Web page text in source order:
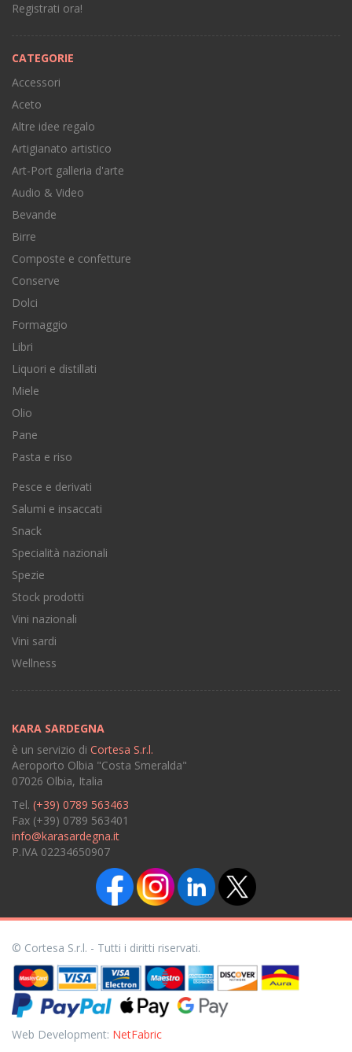
Registrati ora!
CATEGORIE
Accessori
Aceto
Altre idee regalo
Artigianato artistico
Art-Port galleria d'arte
Audio & Video
Bevande
Birre
Composte e confetture
Conserve
Dolci
Formaggio
Libri
Liquori e distillati
Miele
Olio
Pane
Pasta e riso
Pesce e derivati
Salumi e insaccati
Snack
Specialità nazionali
Spezie
Stock prodotti
Vini nazionali
Vini sardi
Wellness
KARA SARDEGNA
è un servizio di Cortesa S.r.l.
Aeroporto Olbia "Costa Smeralda"
07026 Olbia, Italia
Tel. (+39) 0789 563463
Fax (+39) 0789 563401
info@karasardegna.it
P.IVA 02234650907
© Cortesa S.r.l. - Tutti i diritti riservati.
Web Development: NetFabric